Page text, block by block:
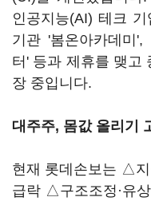
인공지능(AI) 테크
기관 '봄온아카데미
터' 등과 제휴를 맺고
장 중입니다.
대주주, 몸값 올리기
현재 롯데손보는 △
급락 △구조조정·유